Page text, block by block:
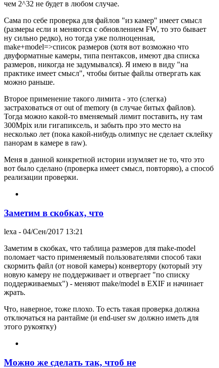
чем 2^32 не будет в любом случае.
Сама по себе проверка для файлов "из камер" имеет смысл
(размеры если и меняются с обновлением FW, то это бывает
ну сильно редко), но тогда уже полноценная,
make+model=>список размеров (хотя вот возможно что
двуформатные камеры, типа пентаксов, имеют два списка
размеров, никогда не задумывался). Я имею в виду "на
практике имеет смысл", чтобы битые файлы отвергать как
можно раньше.
Второе применение такого лимита - это (слегка)
застраховаться от out of memory (в случае битых файлов).
Тогда можно какой-то вменяемый лимит поставить, ну там
300Mpix или гигапиксель, и забыть про это место на
несколько лет (пока какой-нибудь олимпус не сделает склейку
панорам в камере в raw).
Меня в данной конкретной истории изумляет не то, что это
вот было сделано (проверка имеет смысл, повторяю), а способ
реализации проверки.
Заметим в скобках, что
lexa - 04/Сен/2017 13:21
Заметим в скобках, что таблица размеров для make-model
поломает часто применяемый пользователями способ таки
скормить файл (от новой камеры) конвертору (который эту
новую камеру не поддерживает и отвергает "по списку
поддерживаемых") - меняют make/model в EXIF и начинает
жрать.
Что, наверное, тоже плохо. То есть такая проверка должна
отключаться на рантайме (и end-user sw должно иметь для
этого рукоятку)
Можно же сделать так, чтоб не